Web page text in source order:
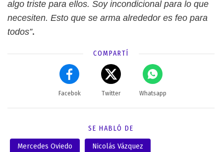
algo triste para ellos. Soy incondicional para lo que
necesiten. Esto que se arma alrededor es feo para
todos”.
COMPARTÍ
Facebok Twitter Whatsapp
SE HABLÓ DE
Mercedes Oviedo Nicolás Vázquez